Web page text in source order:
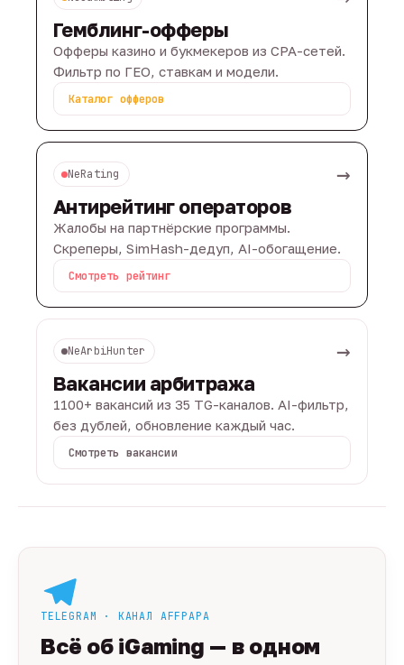
Гемблинг-офферы
Офферы казино и букмекеров из CPA-сетей.
Фильтр по ГЕО, ставкам и модели.
Каталог офферов
NeRating →
Антирейтинг операторов
Жалобы на партнёрские программы.
Скреперы, SimHash-дедуп, AI-обогащение.
Смотреть рейтинг
NeArbiHunter →
Вакансии арбитража
1100+ вакансий из 35 TG-каналов. AI-фильтр,
без дублей, обновление каждый час.
Смотреть вакансии
TELEGRAM · КАНАЛ AFFPAPA
Всё об iGaming — в одном